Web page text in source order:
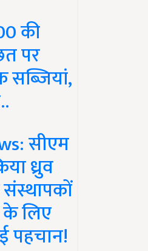
की
पर
सब्जियां,
सीएम
ध्रुव
के लिए
पहचान!